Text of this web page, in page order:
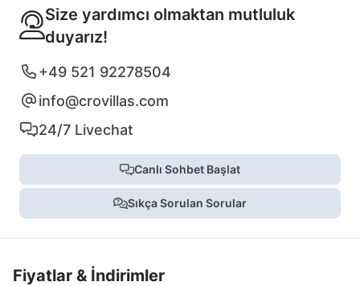
Size yardımcı olmaktan mutluluk
duyarız!
+49 521 92278504
info@crovillas.com
24/7 Livechat
Canlı Sohbet Başlat
Sıkça Sorulan Sorular
Fiyatlar & İndirimler